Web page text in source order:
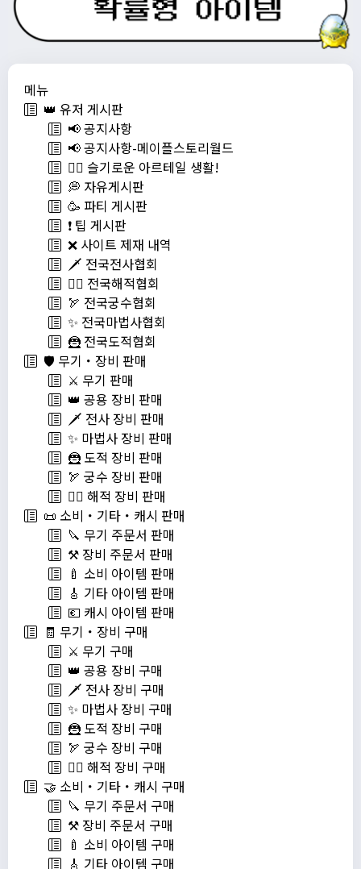
메뉴
👑 유저 게시판
📢 공지사항
📢 공지사항-메이플스토리월드
💁‍♂ 슬기로운 아르테일 생활!
💭 자유게시판
🥳 파티 게시판
❗️ 팁 게시판
❌ 사이트 제재 내역
🗡️ 전국전사협회
🏴‍☠️ 전국해적협회
🏹 전국궁수협회
✨ 전국마법사협회
🦹 전국도적협회
🛡️ 무기・장비 판매
⚔️ 무기 판매
👑 공용 장비 판매
🗡️ 전사 장비 판매
✨ 마법사 장비 판매
🦹 도적 장비 판매
🏹 궁수 장비 판매
🏴‍☠️ 해적 장비 판매
📜 소비・기타・캐시 판매
🔪 무기 주문서 판매
⚒️ 장비 주문서 판매
🍼 소비 아이템 판매
🎸 기타 아이템 판매
💶 캐시 아이템 판매
🧾 무기・장비 구매
⚔️ 무기 구매
👑 공용 장비 구매
🗡️ 전사 장비 구매
✨ 마법사 장비 구매
🦹 도적 장비 구매
🏹 궁수 장비 구매
🏴‍☠️ 해적 장비 구매
🤝 소비・기타・캐시 구매
🔪 무기 주문서 구매
⚒️ 장비 주문서 구매
🍼 소비 아이템 구매
🎸 기타 아이템 구매